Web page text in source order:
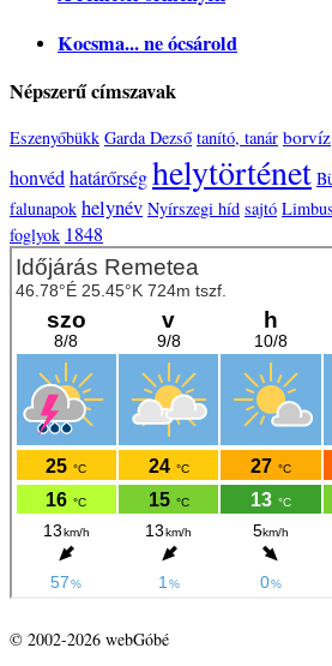
Kocsma... ne ócsárold
Népszerű címszavak
Eszenyőbükk Garda Dezső tanító, tanár borvíz
honvédhatárőrséghelytörténet
falunapok helynév Nyírszegi híd sajtó Limbus
foglyok 1848
© 2002-2026 webGóbé